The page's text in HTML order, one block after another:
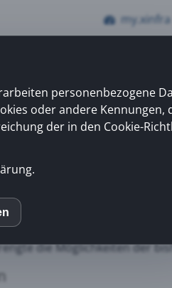
my.xinfra
Über uns
Gebläse-, Vakuum- und
gewonnen
die Möglichkeiten der
personenbezogene
oder andere Kennungen,
der in den Cookie-